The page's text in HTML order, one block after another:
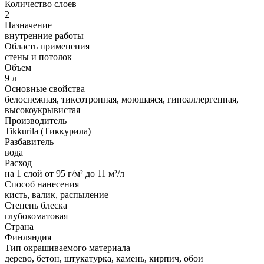
Количество слоев
2
Назначение
внутренние работы
Область применения
стены и потолок
Объем
9 л
Основные свойства
белоснежная, тиксотропная, моющаяся, гипоаллергенная,
высокоукрывистая
Производитель
Tikkurila (Тиккурила)
Разбавитель
вода
Расход
на 1 слой от 95 г/м² до 11 м²/л
Способ нанесения
кисть, валик, распыление
Степень блеска
глубокоматовая
Страна
Финляндия
Тип окрашиваемого материала
дерево, бетон, штукатурка, камень, кирпич, обои